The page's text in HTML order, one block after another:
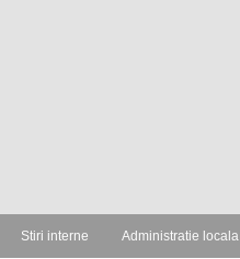
Stiri interne Administratie locala